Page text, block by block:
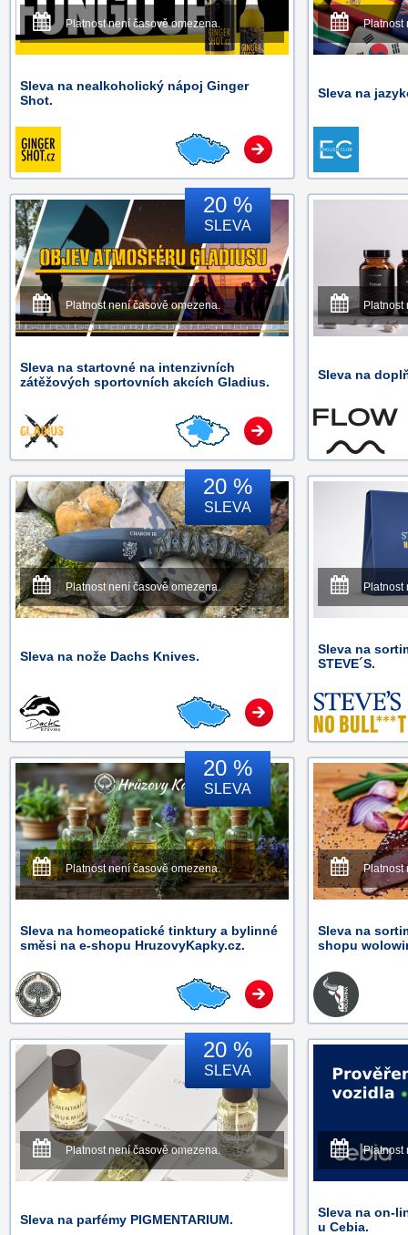
Platnost není časově omezena.
Sleva na nealkoholický nápoj Ginger
Shot.
Platnost
Sleva na
20 %
SLEVA
Platnost není časově omezena.
Sleva na startovné na intenzivních
zátěžových sportovních akcích Gladius.
Platnost
Sleva na
20 %
SLEVA
Platnost není časově omezena.
Sleva na nože Dachs Knives.
Platnost
Sleva na
STEVE´S.
20 %
SLEVA
Platnost není časově omezena.
Sleva na homeopatické tinktury a bylinné
směsi na e-shopu HruzovyKapky.cz.
Platnost
Sleva na
shopu
20 %
SLEVA
Platnost není časově omezena.
Sleva na parfémy PIGMENTARIUM.
Platnost
Sleva na on-
u Cebia.